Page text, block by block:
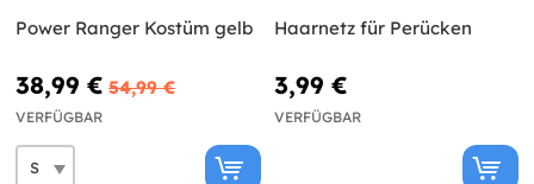
Power Ranger Kostüm gelb
38,99 € 54,99 €
VERFÜGBAR
Haarnetz für Perücken
3,99 €
VERFÜGBAR